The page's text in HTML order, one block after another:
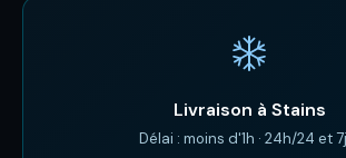
Livraison à Stains
Délai : moins d'1h · 24h/24 et